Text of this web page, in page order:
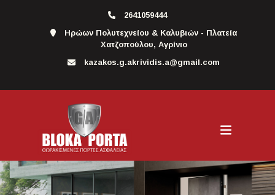
2641059444
Ηρώων Πολυτεχνείου & Καλυβιών - Πλατεία
Χατζοπούλου, Αγρίνιο
kazakos.g.akrividis.a@gmail.com